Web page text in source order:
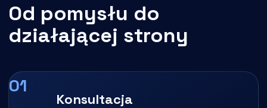
Od pomysłu do
działającej strony
Konsultacja